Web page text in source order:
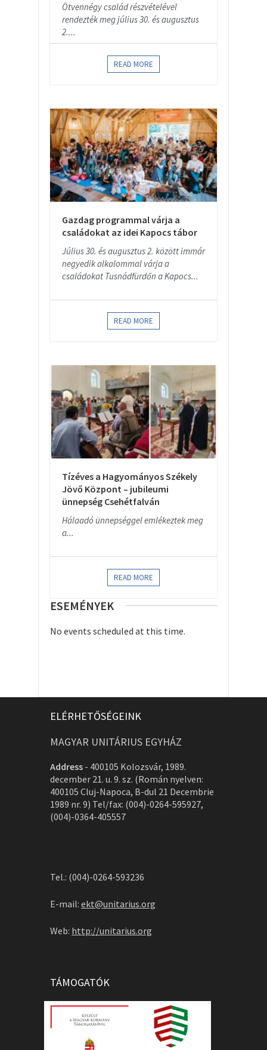
Ötvennégy család részvételével
rendezték meg július 30. és augusztus
2....
READ MORE
Gazdag programmal várja a
családokat az idei Kapocs tábor
Július 30. és augusztus 2. között immár
negyedik alkalommal várja a
családokat Tusnádfürdőn a Kapocs...
READ MORE
Tízéves a Hagyományos Székely
Jövő Központ – jubileumi
ünnepség Csehétfalván
Hálaadó ünnepséggel emlékeztek meg
a...
READ MORE
ESEMÉNYEK
No events scheduled at this time.
ELÉRHETŐSÉGEINK
MAGYAR UNITÁRIUS EGYHÁZ
Address - 400105 Kolozsvár, 1989.
december 21. u. 9. sz. (Román nyelven:
400105 Cluj-Napoca, B-dul 21 Decembrie
1989 nr. 9) Tel/fax: (004)-0264-595927,
(004)-0364-405557
Tel.: (004)-0264-593236
E-mail: ekt@unitarius.org
Web: http://unitarius.org
TÁMOGATÓK